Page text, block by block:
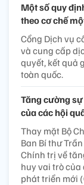
Một số quy
theo cơ chế
Cổng Dịch vụ
và cung cấp
quyết, kết quả
toàn quốc.
Tăng cường
của các hội
Thay mặt Bộ
Ban Bí thư
Chính trị về
huy vai trò
phát triển mới